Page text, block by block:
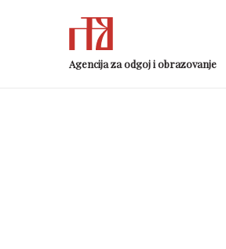
Agencija za odgoj i obrazovanje